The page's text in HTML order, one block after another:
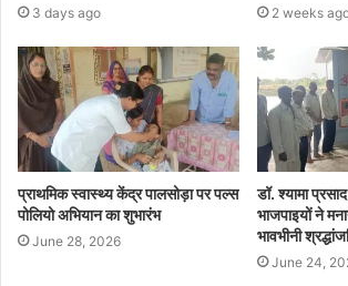
3 days ago 2 weeks
प्राथमिक स्वास्थ्य केंद्र पालसोड़ा पर पल्स
पोलियो अभियान का शुभारंभ
June 28, 2026
​डॉ. श्यामा
भाजपाइयों ने
भावभीनी
June 24,